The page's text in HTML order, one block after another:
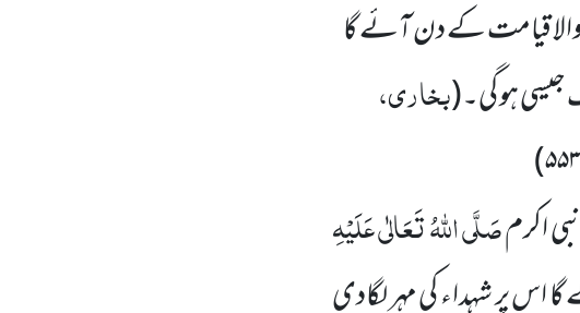
قیامت کے دن آئے گا
ہو گی۔(بخاری،
)
اکرمصَلَّی اللہُ تَعَالٰی عَلَیْہِ
اس پر شہداء کی مہر لگادی